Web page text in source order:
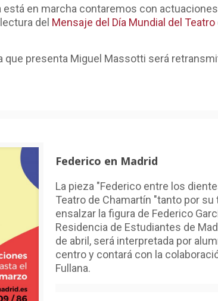
está en marcha contaremos con
del Mensaje del Día Mundial del Teatro
que presenta Miguel Massotti será
Federico en Madrid
La pieza "Federico entre los
Teatro de Chamartín "tanto por
ensalzar la figura de Federico
Residencia de Estudiantes de
de abril, será interpretada por
centro y contará con la
Fullana.